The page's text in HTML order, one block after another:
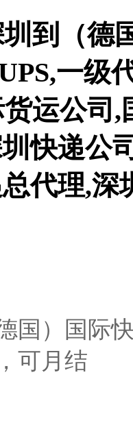
到（德
一级
运公司
快递公
代理,深
国）国际
可月结